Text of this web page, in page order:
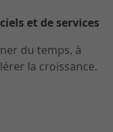
et de services
du temps, à
la croissance.